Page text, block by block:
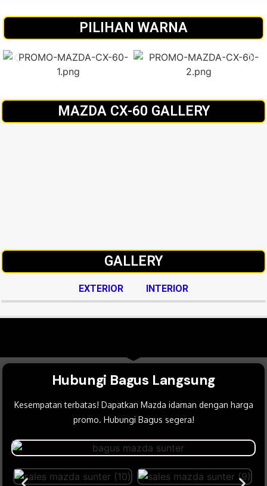
PILIHAN WARNA
MAZDA CX-60 GALLERY
GALLERY
EXTERIOR INTERIOR
Hubungi Bagus Langsung
Kesempatan terbatas! Dapatkan Mazda idaman dengan harga
promo. Hubungi Bagus segera!